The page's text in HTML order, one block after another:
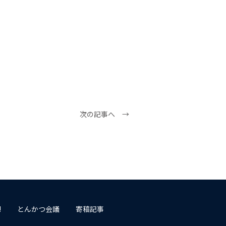
次の記事へ →
とんかつ会議 寄稿記事